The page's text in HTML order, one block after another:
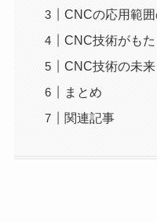
CNCの応用範
CNC技術がも
CNC技術の未来
まとめ
関連記事